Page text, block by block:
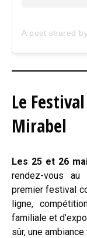
Le
Mirabel
Les 25 et 26
rendez-vous au
premier festival
ligne,
familiale et
sûr, une